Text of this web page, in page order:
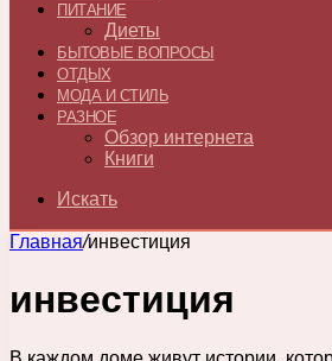
ПИТАНИЕ
Диеты
БЫТОВЫЕ ВОПРОСЫ
ОТДЫХ
МОДА И СТИЛЬ
РАЗНОЕ
Обзор интернета
Книги
Искать
Главная/инвестиция
инвестиция